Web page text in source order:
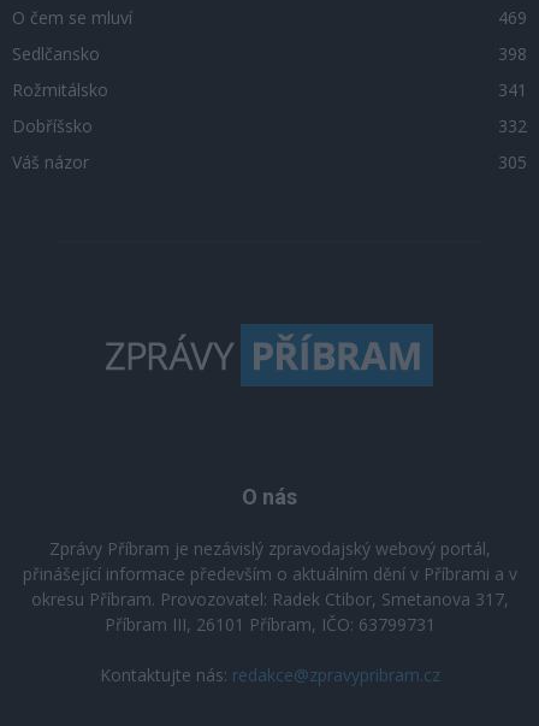
O čem se mluví
469
Sedlčansko
398
Rožmitálsko
341
Dobříšsko
332
Váš názor
305
O nás
Zprávy Příbram je nezávislý zpravodajský webový portál,
přinášející informace především o aktuálním dění v Příbrami a v
okresu Příbram. Provozovatel: Radek Ctibor, Smetanova 317,
Příbram III, 26101 Příbram, IČO: 63799731
Kontaktujte nás: redakce@zpravypribram.cz